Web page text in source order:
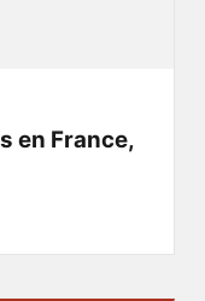
en France,